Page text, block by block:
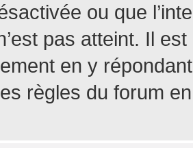
ou que
pas atteint. Il
en y
règles du forum